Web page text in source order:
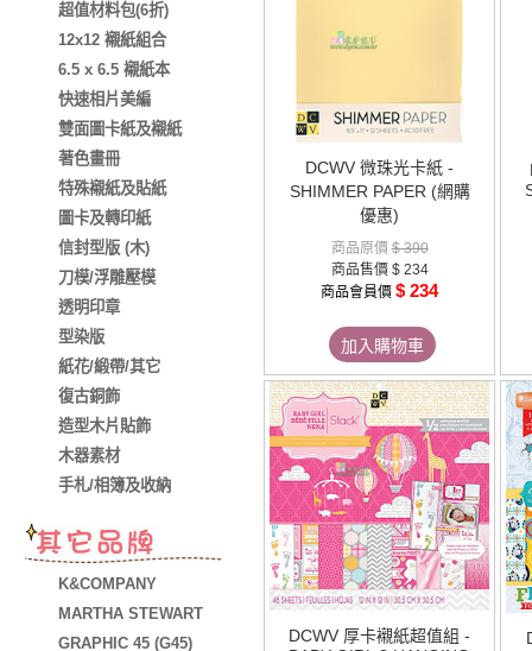
超值材料包(6折)
12x12 襯紙組合
6.5 x 6.5 襯紙本
快速相片美編
雙面圖卡紙及襯紙
著色畫冊
特殊襯紙及貼紙
圖卡及轉印紙
信封型版 (木)
刀模/浮雕壓模
透明印章
型染版
紙花/緞帶/其它
復古銅飾
造型木片貼飾
木器素材
手札/相簿及收納
K&COMPANY
MARTHA STEWART
GRAPHIC 45 (G45)
DCWV 微珠光卡紙 -
SHIMMER PAPER (網購
優惠)
商品原價$ 390
商品售價 $ 234
商品會員價 $ 234
加入購物車
DCWV 厚卡襯紙超值組 -